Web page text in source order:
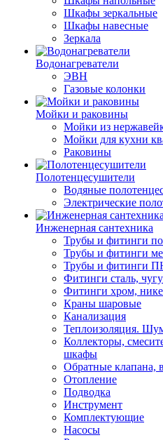
Шкафы зеркальные
Шкафы навесные
Зеркала
Водонагреватели
ЭВН
Газовые колонки
Мойки и раковины
Мойки из
Мойки для кухни
Раковины
Полотенцесушители
Водяные
Электрические
Инженерная сантехника
Трубы и фитинги
Трубы и фитинги
Трубы и фитинги
Фитинги сталь,
Фитинги хром,
Краны шаровые
Канализация
Теплоизоляция.
Коллекторы,
шкафы
Обратные клапана,
Отопление
Подводка
Инструмент
Комплектующие
Насосы